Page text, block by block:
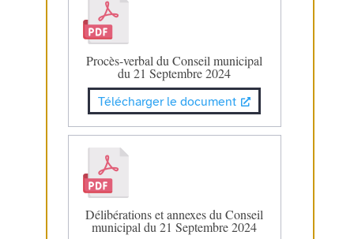
Procès-verbal du Conseil municipal
du 21 Septembre 2024
Télécharger le document
Délibérations et annexes du Conseil
municipal du 21 Septembre 2024